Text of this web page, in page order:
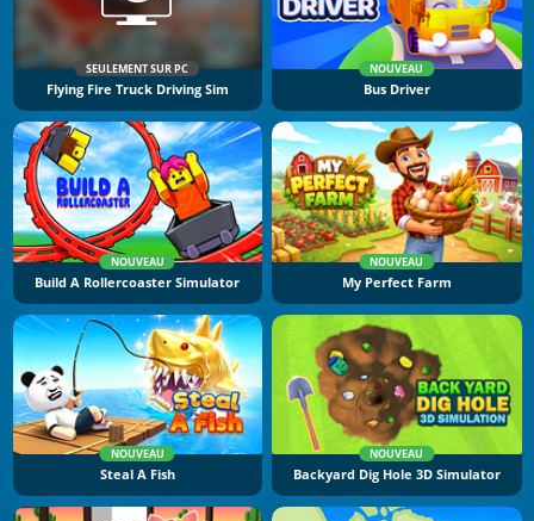
SEULEMENT SUR PC
Flying Fire Truck Driving Sim
NOUVEAU
Bus Driver
NOUVEAU
Build A Rollercoaster Simulator
NOUVEAU
My Perfect Farm
NOUVEAU
Steal A Fish
NOUVEAU
Backyard Dig Hole 3D Simulator